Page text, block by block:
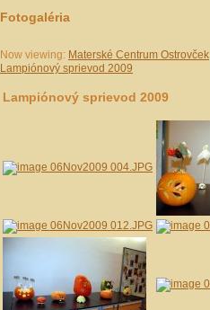
Fotogaléria
Now viewing: Materské Centrum Ostrovček
Lampiónový sprievod 2009
Lampiónový sprievod 2009